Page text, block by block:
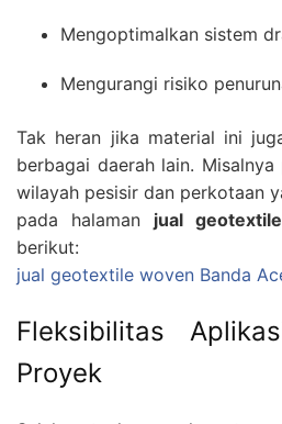
Mengoptimalkan sistem
Mengurangi risiko
Tak heran jika material ini
berbagai daerah lain.
wilayah pesisir dan perkotaan
pada halaman jual
berikut:
jual geotextile woven Banda
Fleksibilitas
Proyek